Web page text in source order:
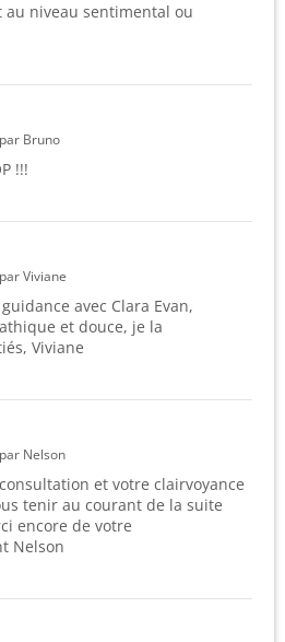
au niveau sentimental ou
par Bruno
!!!
parViviane
avec Clara Evan,
et douce, je la
Viviane
par Nelson
et votre clairvoyance
tenir au courant de la suite
encore de votre
Nelson